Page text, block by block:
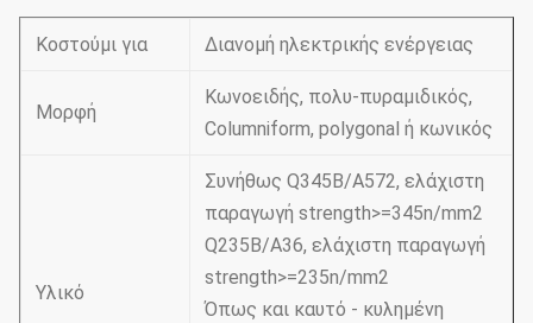
Κοστούμι για Διανομή ηλεκτρικής ενέργειας
Μορφή
Κωνοειδής, πολυ-πυραμιδικός,
Columniform, polygonal ή κωνικός
Υλικό
Συνήθως Q345B/A572, ελάχιστη
παραγωγή strength>=345n/mm2
Q235B/A36, ελάχιστη παραγωγή
strength>=235n/mm2
Όπως και καυτό - κυλημένη